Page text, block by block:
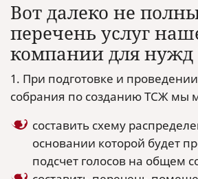
Вот далеко не
перечень услуг
компании для
1. При подготовке и
собрания по созданию ТСЖ мы
составить схему
основании которой будет
подсчет голосов на общем